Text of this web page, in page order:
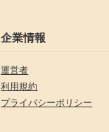
企業情報
運営者
利用規約
プライバシーポリシー